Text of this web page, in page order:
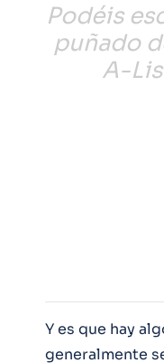
Podéis
puñado
A-
Y es que hay
generalmente